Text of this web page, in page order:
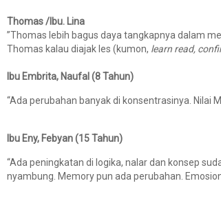
Thomas /Ibu. Lina
”Thomas lebih bagus daya tangkapnya dalam
Thomas kalau diajak les (kumon, learn read,
Ibu Embrita, Naufal (8 Tahun)
“Ada perubahan banyak di konsentrasinya. Nilai
Ibu Eny, Febyan (15 Tahun)
“Ada peningkatan di logika, nalar dan konsep
nyambung. Memory pun ada perubahan.